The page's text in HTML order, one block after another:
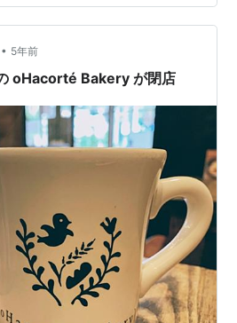
は予約した地元から沖縄への飛行
由で向かいました。しかも飛行
回は平日なのに欠航にならず、
ていました。列にだれもいない
• 5年前
oHacorté Bakery が閉店